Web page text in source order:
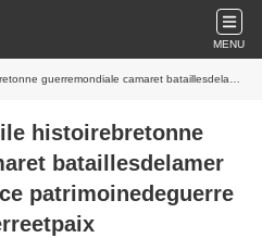
MENU
patrimoinedeguerre herosanonymes guerreetpaix memoiresdeguerre histoiresecrete espion
histoirebretonne
bataillesdelamer
patrimoinedeguerre